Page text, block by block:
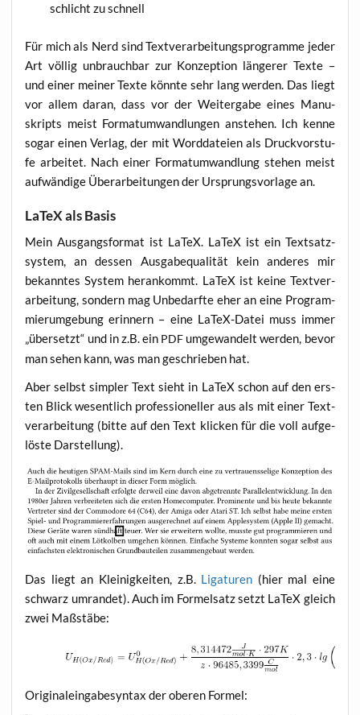
schlicht zu schnell
Für mich als Nerd sind Text­ver­ar­bei­tungs­pro­gram­me jeder
Art völ­lig unbrauch­bar zur Kon­zep­ti­on län­ge­rer Tex­te –
und einer mei­ner Tex­te könn­te sehr lang wer­den. Das liegt
vor allem dar­an, dass vor der Wei­ter­ga­be eines Manu­
skripts meist For­mat­um­wand­lun­gen anste­hen. Ich ken­ne
sogar einen Ver­lag, der mit Word­da­tei­en als Druck­vor­stu­
fe arbei­tet. Nach einer For­mat­um­wand­lung ste­hen meist
auf­wän­di­ge Über­ar­bei­tun­gen der Ursprungs­vor­la­ge an.
LaTeX als Basis
Mein Aus­gangs­for­mat ist LaTeX. LaTeX ist ein Text­satz­
sys­tem, an des­sen Aus­ga­be­qua­li­tät kein ande­res mir
bekann­tes Sys­tem her­an­kommt. LaTeX ist kei­ne Text­ver­
ar­bei­tung, son­dern mag Unbe­darf­te eher an eine Pro­gram­
mier­um­ge­bung erin­nern – eine LaTeX-Datei muss immer
„über­setzt“ und in z.B. ein PDF umge­wan­delt wer­den, bevor
man sehen kann, was man geschrie­ben hat.
Aber selbst simp­ler Text sieht in LaTeX schon auf den ers­
ten Blick wesent­lich pro­fes­sio­nel­ler aus als mit einer Text­
ver­ar­bei­tung (bit­te auf den Text kli­cken für die voll auf­ge­
lös­te Darstellung).
Das liegt an Klei­nig­kei­ten, z.B. Liga­tu­ren (hier mal eine
schwarz umran­det). Auch im For­mel­satz setzt LaTeX gleich
zwei Maßstäbe:
Ori­gi­nal­ein­ga­be­syn­tax der obe­ren Formel: